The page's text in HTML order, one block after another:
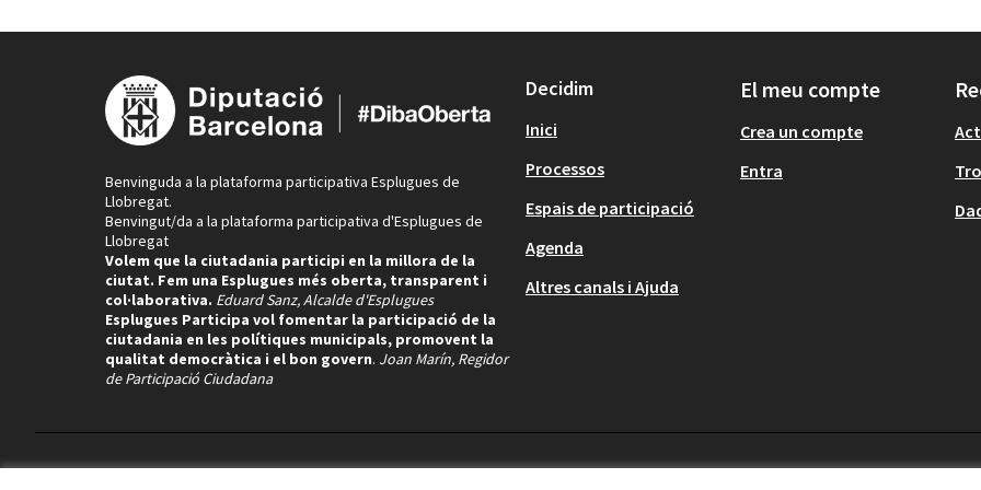
Benvinguda a la plataforma participativa Esplugues de
Llobregat.
Benvingut/da a la plataforma participativa d'Esplugues de
Llobregat
Volem que la ciutadania participi en la millora de la
ciutat. Fem una Esplugues més oberta, transparent i
col·laborativa. Eduard Sanz, Alcalde d'Esplugues
Esplugues Participa vol fomentar la participació de la
ciutadania en les polítiques municipals, promovent la
qualitat democràtica i el bon govern. Joan Marín, Regidor
de Participació Ciudadana
Decidim
Inici
Processos
Espais de participació
Agenda
Altres canals i Ajuda
El meu compte
Crea un compte
Entra